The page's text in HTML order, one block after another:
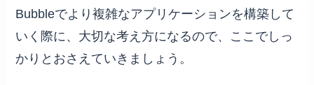
Bubbleでより複雑なアプリケーションを構築して
いく際に、大切な考え方になるので、ここでしっ
かりとおさえていきましょう。